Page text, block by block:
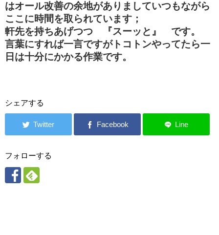
はオール改善の余地がありましていつもながら
ここに時間を取られています；
軒先を持ちあげつつ 『スーッと』 です。
言葉にすれば一言ですがトコトンやってたら一
日は十分にかかる作業です。
シェアする
フォローする